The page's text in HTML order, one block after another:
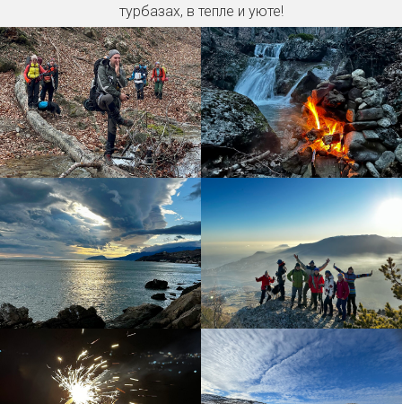
турбазах, в тепле и уюте!